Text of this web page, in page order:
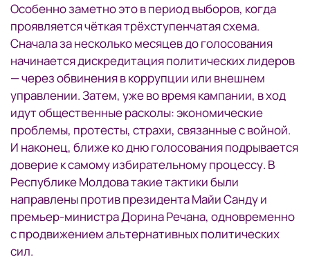
Особенно заметно это в период выборов, когда
проявляется чёткая трёхступенчатая схема.
Сначала за несколько месяцев до голосования
начинается дискредитация политических лидеров
— через обвинения в коррупции или внешнем
управлении. Затем, уже во время кампании, в ход
идут общественные расколы: экономические
проблемы, протесты, страхи, связанные с войной.
И наконец, ближе ко дню голосования подрывается
доверие к самому избирательному процессу. В
Республике Молдова такие тактики были
направлены против президента Майи Санду и
премьер-министра Дорина Речана, одновременно
с продвижением альтернативных политических
сил.